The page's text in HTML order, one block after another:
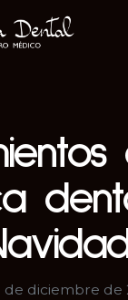
de diciembre de